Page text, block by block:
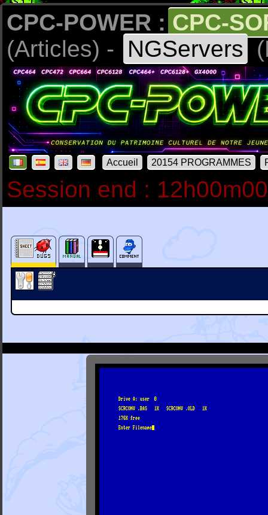
CPC-POWER : CPC-
(Articles) -
NGServers
Accueil 20154 PROGRAMMES
Session end :